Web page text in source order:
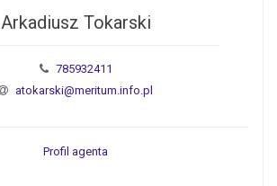
Arkadiusz Tokarski
785932411
atokarski@meritum.info.pl
Profil agenta